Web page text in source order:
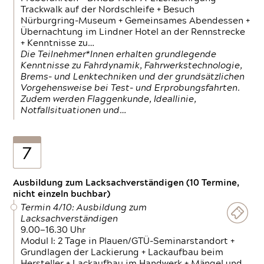
Trackwalk auf der Nordschleife + Besuch
Nürburgring-Museum + Gemeinsames Abendessen +
Übernachtung im Lindner Hotel an der Rennstrecke
+ Kenntnisse zu…
Die Teilnehmer*Innen erhalten grundlegende
Kenntnisse zu Fahrdynamik, Fahrwerkstechnologie,
Brems- und Lenktechniken und der grundsätzlichen
Vorgehensweise bei Test- und Erprobungsfahrten.
Zudem werden Flaggenkunde, Ideallinie,
Notfallsituationen und…
7
Ausbildung zum Lacksachverständigen (10 Termine,
nicht einzeln buchbar)
Termin 4/10: Ausbildung zum
Lacksachverständigen
9.00—16.30 Uhr
Modul I: 2 Tage in Plauen/GTÜ-Seminarstandort +
Grundlagen der Lackierung + Lackaufbau beim